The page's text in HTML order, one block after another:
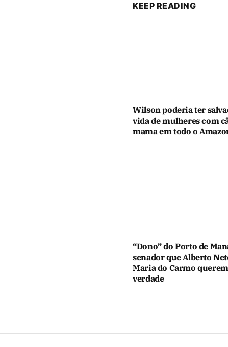
KEEP READING
Wilson poderia ter
vida de mulheres com
mama em todo o
“Dono” do Porto de
senador que Alberto
Maria do Carmo
verdade